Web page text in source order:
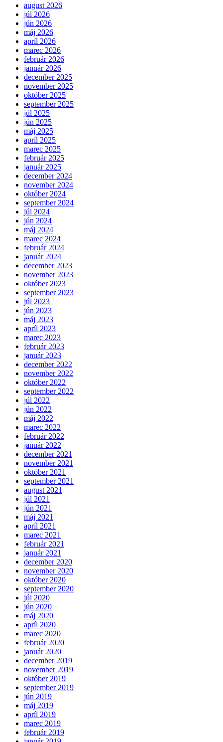
august 2026
júl 2026
jún 2026
máj 2026
apríl 2026
marec 2026
február 2026
január 2026
december 2025
november 2025
október 2025
september 2025
júl 2025
jún 2025
máj 2025
apríl 2025
marec 2025
február 2025
január 2025
december 2024
november 2024
október 2024
september 2024
júl 2024
jún 2024
máj 2024
marec 2024
február 2024
január 2024
december 2023
november 2023
október 2023
september 2023
júl 2023
jún 2023
máj 2023
apríl 2023
marec 2023
február 2023
január 2023
december 2022
november 2022
október 2022
september 2022
júl 2022
jún 2022
máj 2022
marec 2022
február 2022
január 2022
december 2021
november 2021
október 2021
september 2021
august 2021
júl 2021
jún 2021
máj 2021
apríl 2021
marec 2021
február 2021
január 2021
december 2020
november 2020
október 2020
september 2020
júl 2020
jún 2020
máj 2020
apríl 2020
marec 2020
február 2020
január 2020
december 2019
november 2019
október 2019
september 2019
jún 2019
máj 2019
apríl 2019
marec 2019
február 2019